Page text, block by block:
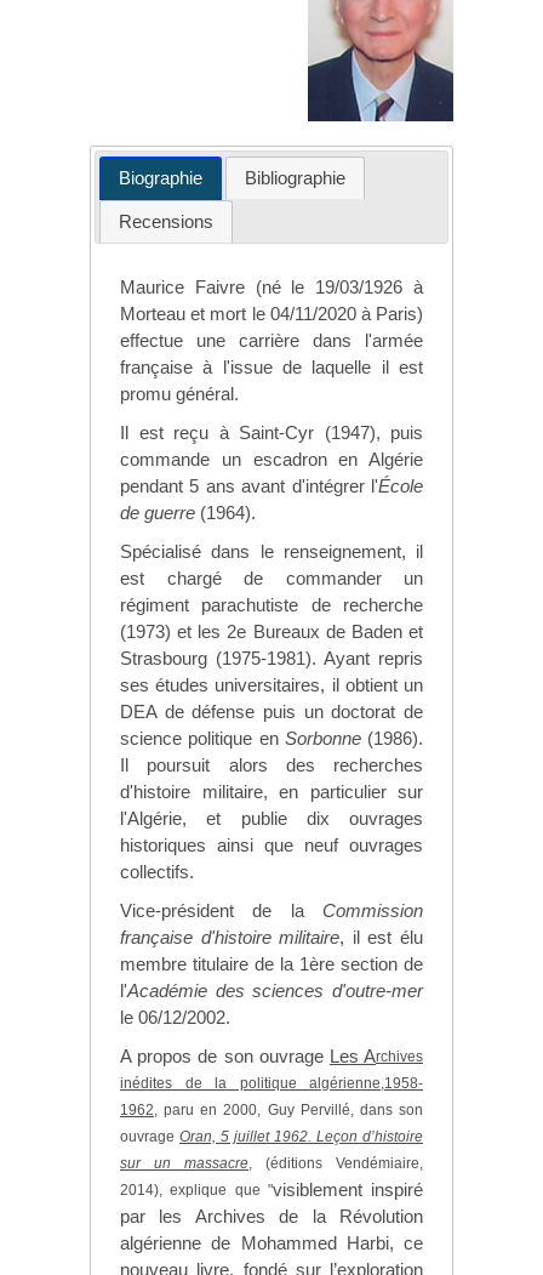
Biographie Bibliographie
Recensions
Maurice Faivre (né le 19/03/1926 à
Morteau et mort le 04/11/2020 à Paris)
effectue une carrière dans l'armée
française à l'issue de laquelle il est
promu général.
Il est reçu à Saint-Cyr (1947), puis
commande un escadron en Algérie
pendant 5 ans avant d'intégrer l'École
de guerre (1964).
Spécialisé dans le renseignement, il
est chargé de commander un
régiment parachutiste de recherche
(1973) et les 2e Bureaux de Baden et
Strasbourg (1975-1981). Ayant repris
ses études universitaires, il obtient un
DEA de défense puis un doctorat de
science politique en Sorbonne (1986).
Il poursuit alors des recherches
d'histoire militaire, en particulier sur
l'Algérie, et publie dix ouvrages
historiques ainsi que neuf ouvrages
collectifs.
Vice-président de la Commission
française d'histoire militaire, il est élu
membre titulaire de la 1ère section de
l'Académie des sciences d'outre-mer
le 06/12/2002.
A propos de son ouvrage Les Archives
inédites de la politique algérienne,1958-
1962, paru en 2000, Guy Pervillé, dans son
ouvrage Oran, 5 juillet 1962. Leçon d’histoire
sur un massacre, (éditions Vendémiaire,
2014), explique que "visiblement inspiré
par les Archives de la Révolution
algérienne de Mohammed Harbi, ce
nouveau livre, fondé sur l’exploration